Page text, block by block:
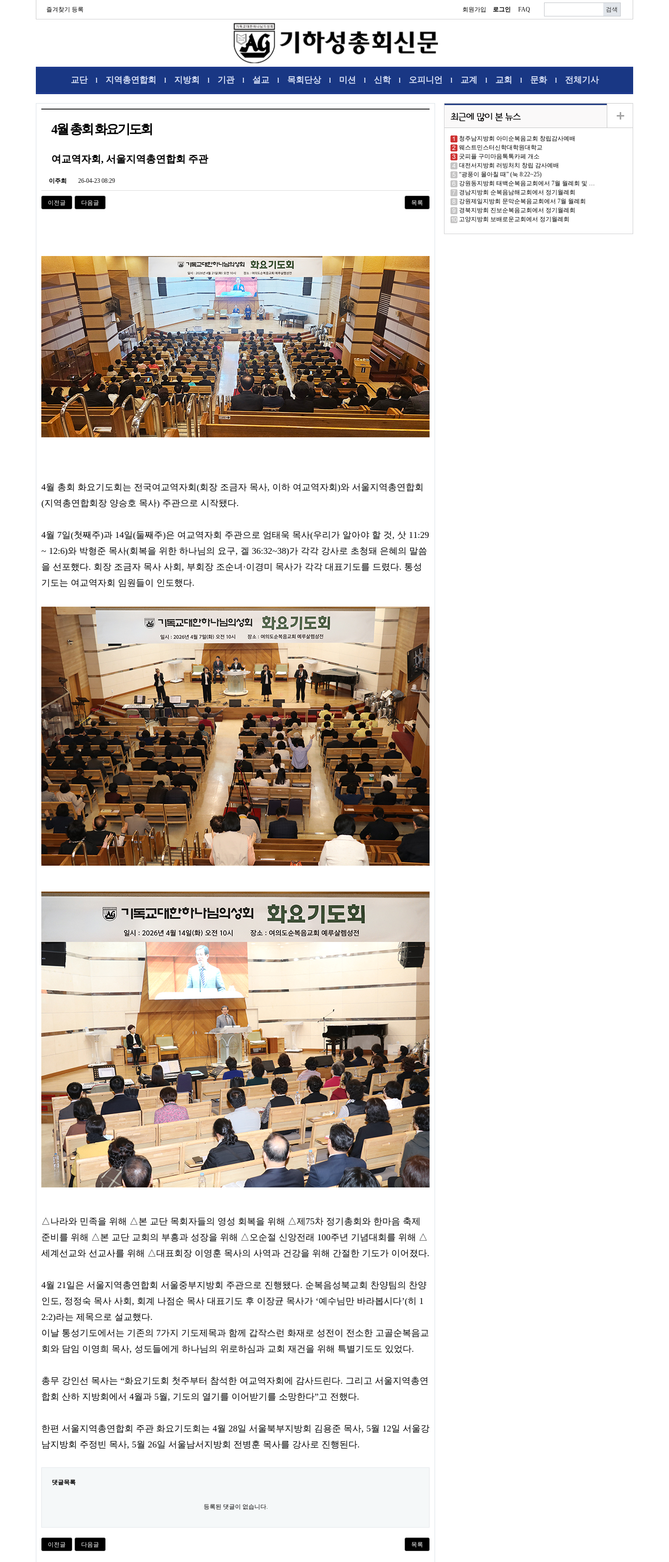
즐겨찾기 등록 회원가입 로그인 FAQ
교단l 지역총연합회 l 지방회 l 기관l 설교 l 목회단상l 미션 l 신학l 오피니언 l 교계 l 교회 l 문화l 전체기사
청주남지방회 아미순복음교회 창립감사예배
웨스트민스터신학대학원대학교
굿피플 구미마음톡톡카페 개소
대전서지방회 러빙처치 창립 감사예배
“광풍이 몰아칠 때” (눅 8:22~25)
강원동지방회 태백순복음교회에서 7월 월례회 및 …
경남지방회 순복음남해교회에서 정기월례회
강원제일지방회 문막순복음교회에서 7월 월례회
경북지방회 진보순복음교회에서 정기월례회
고양지방회 보배로운교회에서 정기월례회
4월 총회 화요기도회
여교역자회, 서울지역총연합회 주관
이주희 26-04-23 08:29
이전글 다음글 목록
4월 총회 화요기도회는 전국여교역자회(회장 조금자 목사, 이하 여교역자회)와 서울지역총연합회
(지역총연합회장 양승호 목사) 주관으로 시작됐다.
4월 7일(첫째주)과 14일(둘째주)은 여교역자회 주관으로 엄태욱 목사(우리가 알아야 할 것, 삿 11:29
~ 12:6)와 박형준 목사(회복을 위한 하나님의 요구, 겔 36:32~38)가 각각 강사로 초청돼 은혜의 말씀
을 선포했다. 회장 조금자 목사 사회, 부회장 조순녀·이경미 목사가 각각 대표기도를 드렸다. 통성
기도는 여교역자회 임원들이 인도했다.
△나라와 민족을 위해 △본 교단 목회자들의 영성 회복을 위해 △제75차 정기총회와 한마음 축제
준비를 위해 △본 교단 교회의 부흥과 성장을 위해 △오순절 신앙전래 100주년 기념대회를 위해 △
세계선교와 선교사를 위해 △대표회장 이영훈 목사의 사역과 건강을 위해 간절한 기도가 이어졌다.
4월 21일은 서울지역총연합회 서울중부지방회 주관으로 진행됐다. 순복음성북교회 찬양팀의 찬양
인도, 정정숙 목사 사회, 회계 나점순 목사 대표기도 후 이장균 목사가 ‘예수님만 바라봅시다’(히 1
2:2)라는 제목으로 설교했다.
이날 통성기도에서는 기존의 7가지 기도제목과 함께 갑작스런 화재로 성전이 전소한 고골순복음교
회와 담임 이영희 목사, 성도들에게 하나님의 위로하심과 교회 재건을 위해 특별기도도 있었다.
총무 강인선 목사는 “화요기도회 첫주부터 참석한 여교역자회에 감사드린다. 그리고 서울지역총연
합회 산하 지방회에서 4월과 5월, 기도의 열기를 이어받기를 소망한다”고 전했다.
한편 서울지역총연합회 주관 화요기도회는 4월 28일 서울북부지방회 김용준 목사, 5월 12일 서울강
남지방회 주정빈 목사, 5월 26일 서울남서지방회 전병훈 목사를 강사로 진행된다.
댓글목록
등록된 댓글이 없습니다.
이전글 다음글 목록